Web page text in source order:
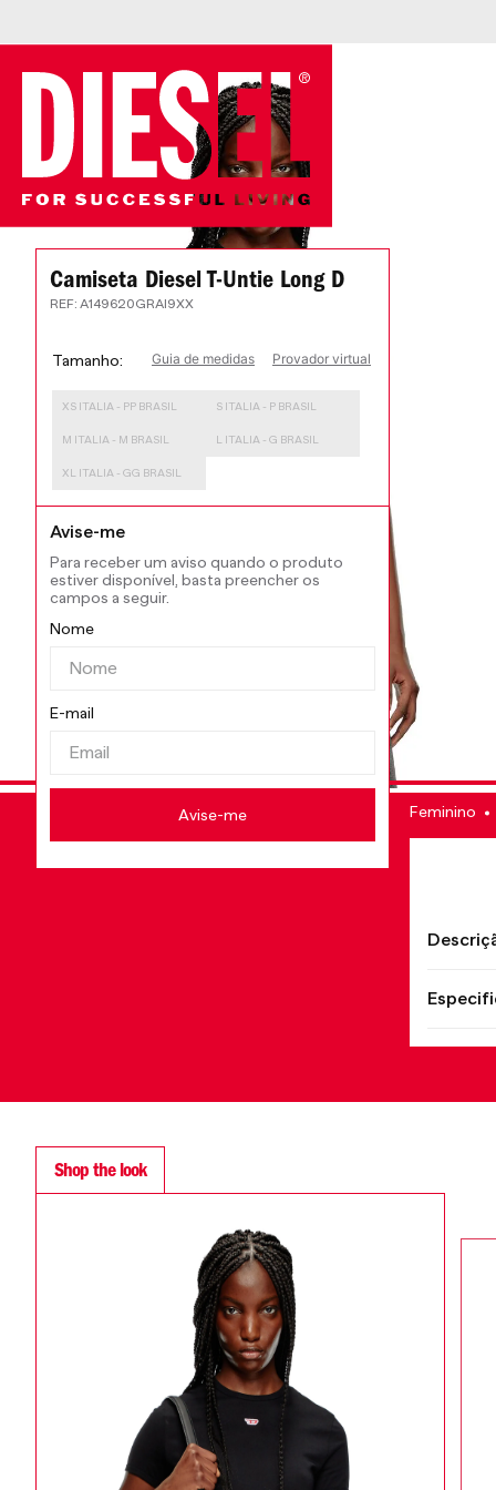
Camiseta Diesel T-Untie Long D
: A149620GRAI9XX
Provador virtual
Guia de medidas
Tamanho
XS ITALIA - PP BRASIL S ITALIA - P BRASIL
M ITALIA - M BRASIL L ITALIA - G BRASIL
XL ITALIA - GG BRASIL
Feminino
Shop the look